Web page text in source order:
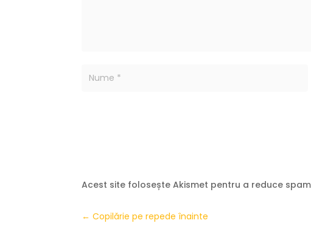
Acest site folosește Akismet pentru a reduce
←Copilărie pe repede înainte